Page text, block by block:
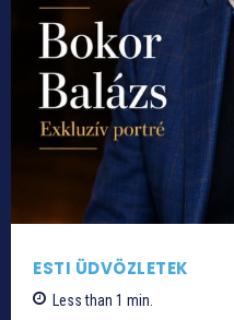
ESTI ÜDVÖZLETEK
Less than 1 min.